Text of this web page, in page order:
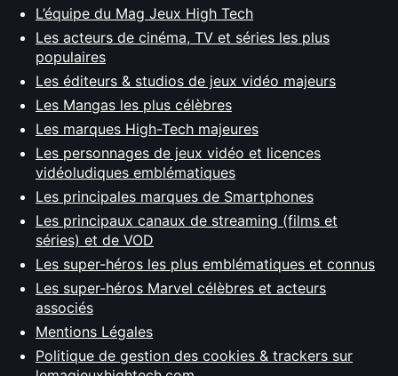
L’équipe du Mag Jeux High Tech
Les acteurs de cinéma, TV et séries les plus
populaires
Les éditeurs & studios de jeux vidéo majeurs
Les Mangas les plus célèbres
Les marques High-Tech majeures
Les personnages de jeux vidéo et licences
vidéoludiques emblématiques
Les principales marques de Smartphones
Les principaux canaux de streaming (films et
séries) et de VOD
Les super-héros les plus emblématiques et connus
Les super-héros Marvel célèbres et acteurs
associés
Mentions Légales
Politique de gestion des cookies & trackers sur